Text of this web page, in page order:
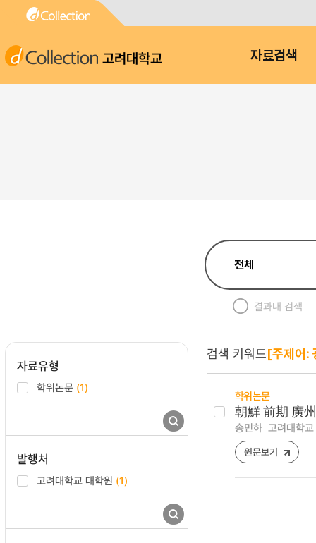
고려대학교 자료검색
결과내 검색
자료유형
학위논문 (1)
발행처
고려대학교 대학원 (1)
검색 키워드[주제어:
학위논문
朝鮮 前期 廣
송민하 고려대학
원문보기